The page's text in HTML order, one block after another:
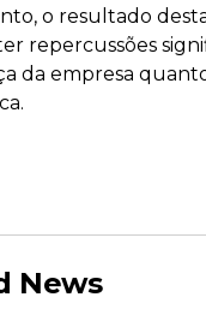
o resultado
repercussões
da empresa
News